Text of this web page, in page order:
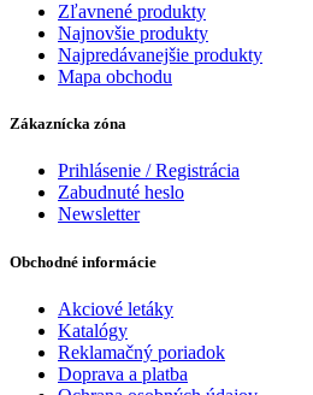
Zľavnené produkty
Najnovšie produkty
Najpredávanejšie produkty
Mapa obchodu
Zákaznícka zóna
Prihlásenie / Registrácia
Zabudnuté heslo
Newsletter
Obchodné informácie
Akciové letáky
Katalógy
Reklamačný poriadok
Doprava a platba